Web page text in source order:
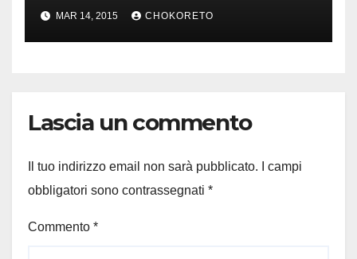
MAR 14, 2015 CHOKORETO
Lascia un commento
Il tuo indirizzo email non sarà pubblicato.
I campi
obbligatori sono contrassegnati *
Commento *